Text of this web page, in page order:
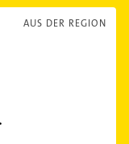
AUS DER REGION